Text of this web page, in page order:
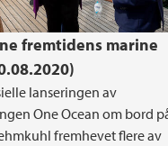
fremtidens marine
lanseringen av
One Ocean om bord
fremhevet flere av